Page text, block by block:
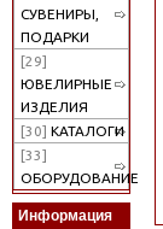
СУВЕНИРЫ,
ПОДАРКИ
[29]
ЮВЕЛИРНЫЕ
ИЗДЕЛИЯ
[30] КАТАЛОГИ
[33]
ОБОРУДОВАНИЕ
Информация